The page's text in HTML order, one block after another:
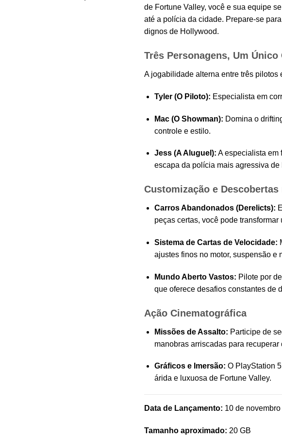
de Fortune Valley, você e sua equipe
até a polícia da cidade. Prepare-se
dignos de Hollywood.
Três Personagens, Um
A jogabilidade alterna entre três
Tyler (O Piloto): Especialista em
Mac (O Showman): Domina o
controle e estilo.
Jess (A Aluguel): A especialista em
escapa da polícia mais agressiva de
Customização e Descobertas
Carros Abandonados (Derelicts):
peças certas, você pode
Sistema de Cartas de Velocidade:
ajustes finos no motor, suspensão e
Mundo Aberto Vastos: Pilote por
que oferece desafios constantes de
Ação Cinematográfica
Missões de Assalto: Participe de
manobras arriscadas para recuperar
Gráficos e Imersão: O PlayStation
árida e luxuosa de Fortune Valley.
Data de Lançamento: 10 de
Tamanho aproximado: 20 GB